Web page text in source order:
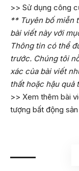
>> Sử dụng công
** Tuyên bố miễn
bài viết này với
Thông tin có thể
trước. Chúng tôi
xác của bài viết
thất hoặc hậu quả
>> Xem thêm bài
tượng bất động